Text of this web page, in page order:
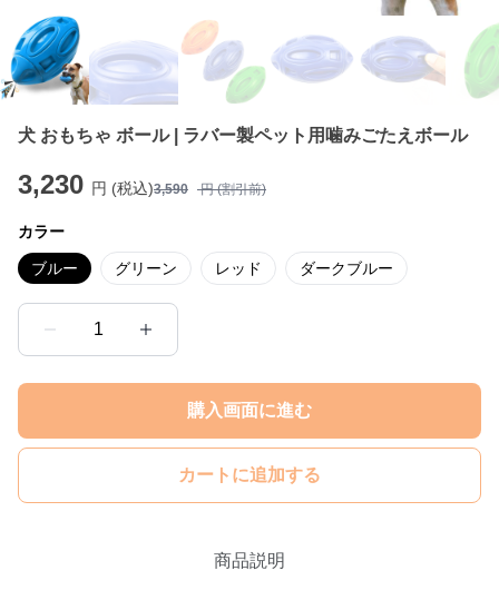
犬 おもちゃ ボール | ラバー製ペット用噛みごたえボール
3,230 円 (税込)3,590 円 (割引前)
カラー
ブルー グリーン レッド ダークブルー
1
購入画面に進む
カートに追加する
商品説明